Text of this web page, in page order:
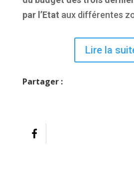
par l’Etat aux différentes
Lire la
Partager :